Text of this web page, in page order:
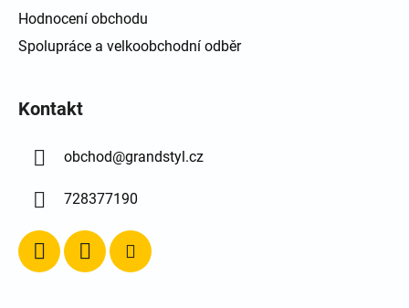
Hodnocení obchodu
Spolupráce a velkoobchodní odběr
Kontakt
obchod@grandstyl.cz
728377190